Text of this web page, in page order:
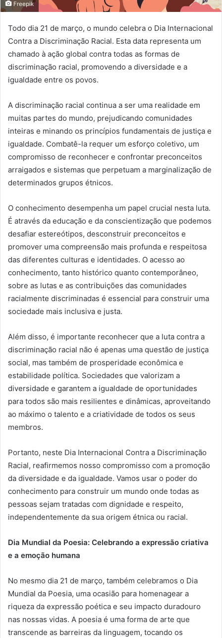
Freepik
Todo dia 21 de março, o mundo celebra o Dia Internacional
Contra a Discriminação Racial. Esta data representa um
chamado à ação global contra todas as formas de
discriminação racial, promovendo a diversidade e a
igualdade entre os povos.
A discriminação racial continua a ser uma realidade em
muitas partes do mundo, prejudicando comunidades
inteiras e minando os princípios fundamentais de justiça e
igualdade. Combatê-la requer um esforço coletivo, um
compromisso de reconhecer e confrontar preconceitos
arraigados e sistemas que perpetuam a marginalização de
determinados grupos étnicos.
O conhecimento desempenha um papel crucial nesta luta.
É através da educação e da conscientização que podemos
desafiar estereótipos, desconstruir preconceitos e
promover uma compreensão mais profunda e respeitosa
das diferentes culturas e identidades. O acesso ao
conhecimento, tanto histórico quanto contemporâneo,
sobre as lutas e as contribuições das comunidades
racialmente discriminadas é essencial para construir uma
sociedade mais inclusiva e justa.
Além disso, é importante reconhecer que a luta contra a
discriminação racial não é apenas uma questão de justiça
social, mas também de prosperidade econômica e
estabilidade política. Sociedades que valorizam a
diversidade e garantem a igualdade de oportunidades
para todos são mais resilientes e dinâmicas, aproveitando
ao máximo o talento e a criatividade de todos os seus
membros.
Portanto, neste Dia Internacional Contra a Discriminação
Racial, reafirmemos nosso compromisso com a promoção
da diversidade e da igualdade. Vamos usar o poder do
conhecimento para construir um mundo onde todas as
pessoas sejam tratadas com dignidade e respeito,
independentemente da sua origem étnica ou racial.
Dia Mundial da Poesia: Celebrando a expressão criativa
e a emoção humana
No mesmo dia 21 de março, também celebramos o Dia
Mundial da Poesia, uma ocasião para homenagear a
riqueza da expressão poética e seu impacto duradouro
nas nossas vidas. A poesia é uma forma de arte que
transcende as barreiras da linguagem, tocando os